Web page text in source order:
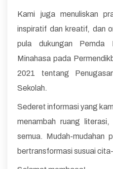
Kami juga menuliskan
inspiratif dan kreatif, dan
pula dukungan
Minahasa pada
2021 tentang
Sekolah.
Sederet informasi yang
menambah ruang
semua. Mudah-mudahan
bertransformasi susuai